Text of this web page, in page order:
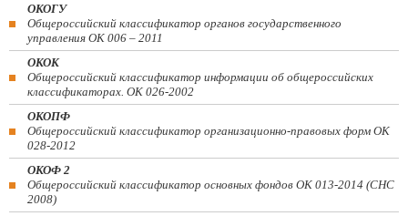
ОКОГУ
Общероссийский классификатор органов государственного
управления ОК 006 – 2011
ОКОК
Общероссийский классификатор информации об общероссийских
классификаторах. ОК 026-2002
ОКОПФ
Общероссийский классификатор организационно-правовых форм ОК
028-2012
ОКОФ 2
Общероссийский классификатор основных фондов ОК 013-2014 (СНС
2008)